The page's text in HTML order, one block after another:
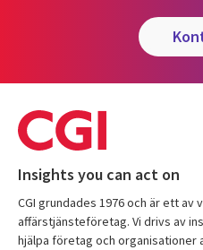
Insights you can act on
CGI grundades 1976 och är ett av
affärstjänsteföretag. Vi drivs av
hjälpa företag och organisationer